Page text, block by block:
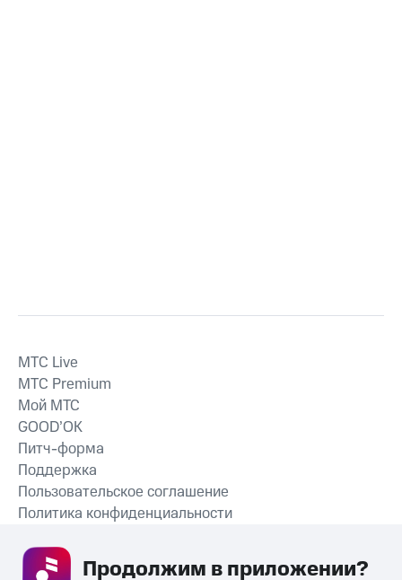
СКАЧАТЬ ПРИЛОЖЕНИЕ
MTС Live
MTС Premium
Мой МТС
GOOD’OK
Питч-форма
Поддержка
Пользовательское соглашение
Политика конфиденциальности